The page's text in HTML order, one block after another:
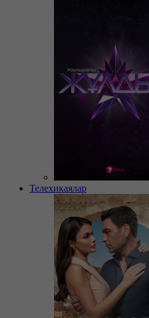
Телехикаялар